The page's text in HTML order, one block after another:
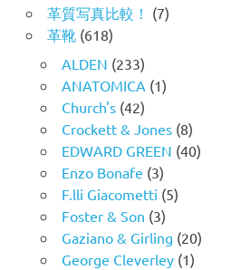
革質写真比較！ (7)
革靴(618)
ALDEN (233)
ANATOMICA (1)
Church's(42)
Crockett & Jones(8)
EDWARD GREEN (40)
Enzo Bonafe (3)
F.lli Giacometti (5)
Foster & Son (3)
Gaziano & Girling (20)
George Cleverley(1)